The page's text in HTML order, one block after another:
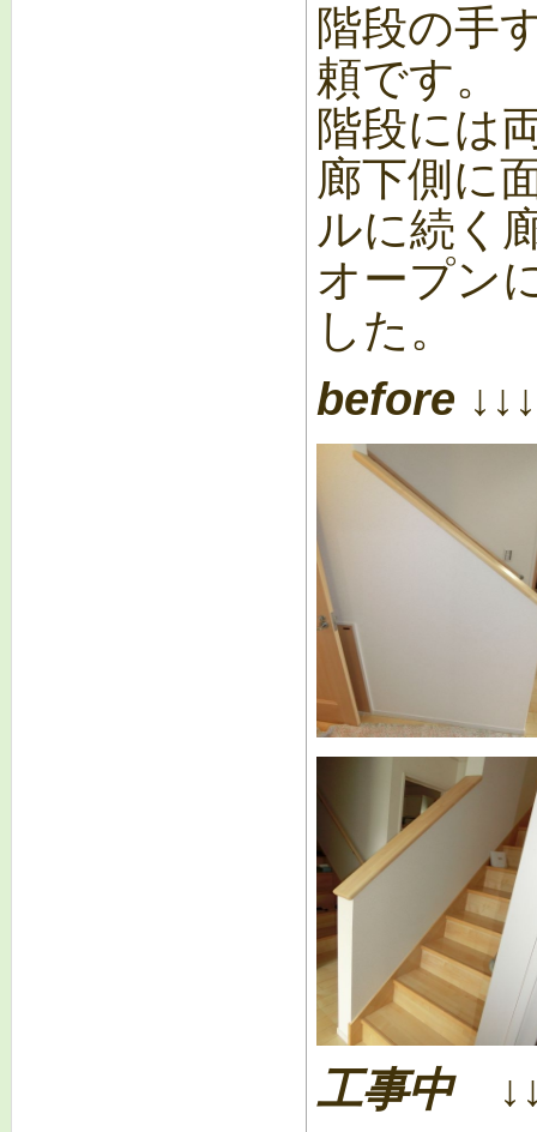
階段の手
頼です。
階段には
廊下側に
ルに続く
オープン
した。
before ↓↓↓
工事中